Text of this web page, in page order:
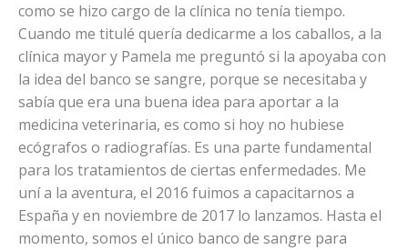
como se hizo cargo de la clínica no tenía tiempo.
Cuando me titulé quería dedicarme a los caballos, a la
clínica mayor y Pamela me preguntó si la apoyaba con
la idea del banco se sangre, porque se necesitaba y
sabía que era una buena idea para aportar a la
medicina veterinaria, es como si hoy no hubiese
ecógrafos o radiografías. Es una parte fundamental
para los tratamientos de ciertas enfermedades. Me
uní a la aventura, el 2016 fuimos a capacitarnos a
España y en noviembre de 2017 lo lanzamos. Hasta el
momento, somos el único banco de sangre para